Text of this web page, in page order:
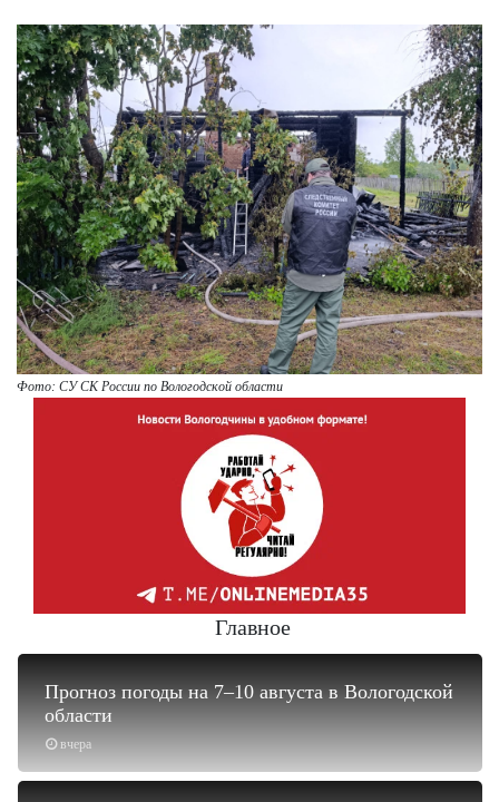
Фото: СУ СК России по Вологодской области
Главное
вчера
Прогноз погоды на 7–10 августа в Вологодской
области